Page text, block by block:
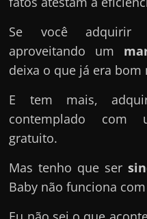
Se você adquirir
aproveitando um
deixa o que já era
E tem mais,
contemplado com
gratuito.
Mas tenho que ser
Baby não funciona